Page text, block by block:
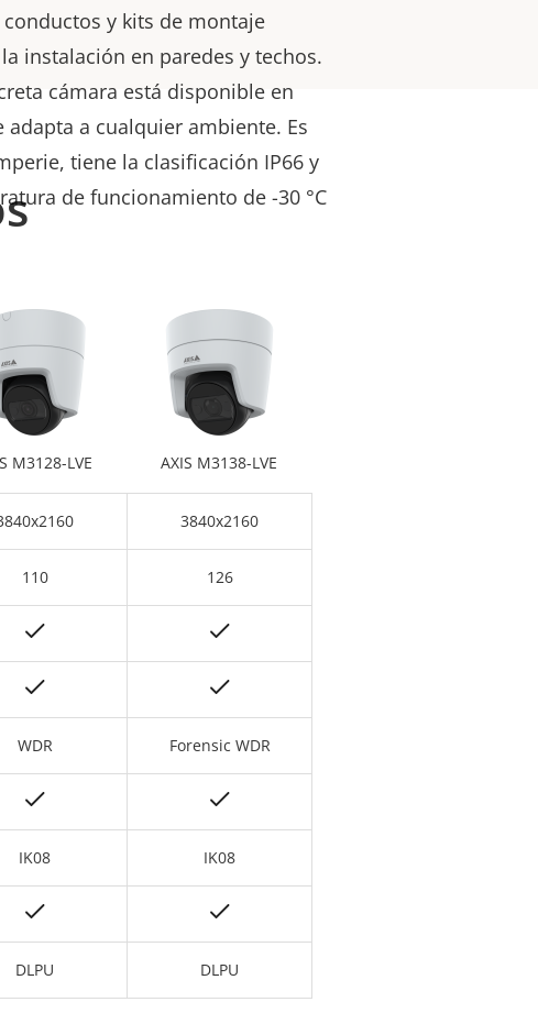
y kits de montaje
instalación en paredes y techos.
cámara está disponible en
adapta a cualquier ambiente. Es
tiene la clasificación IP66 y
de funcionamiento de -30 °C
M3128-LVE AXIS M3138-LVE
3840x2160
110 126
WDR Forensic WDR
IK08 IK08
DLPU DLPU